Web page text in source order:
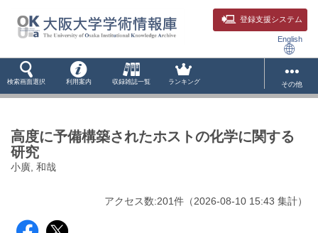
登録支援システム
English
検索画面選択 利用案内 収録雑誌一覧 ランキング その他
高度に予備構築されたホストの化学に関する
研究
小廣, 和哉
アクセス数:201件 （2026-08-10 15:43 集計）